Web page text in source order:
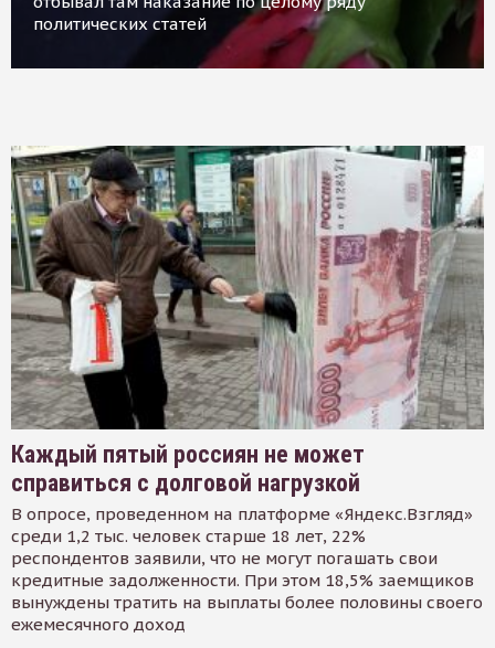
политических статей
Каждый пятый россиян не может
справиться с долговой нагрузкой
В опросе, проведенном на платформе «Яндекс.Взгляд»
среди 1,2 тыс. человек старше 18 лет, 22%
респондентов заявили, что не могут погашать свои
кредитные задолженности. При этом 18,5% заемщиков
вынуждены тратить на выплаты более половины своего
ежемесячного доход